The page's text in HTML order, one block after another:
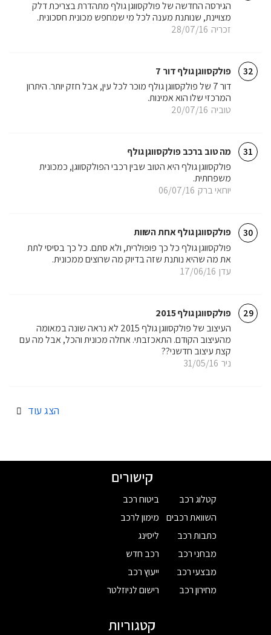
זכריה 28/07/16
הגירסה החדשה של פולקסווגן גולף מתהדרת בצריכת דלק
מצויינת, שנותנת מענה לכל מי שמחפש מכונית חסכונית.
32 פולקסווגן גולף דור 7
טוביה 20/07/16
דור 7 של פולקסווגן גולף מוכר לכל עין, אבל חזק יותר. היתרון
המרכזי שלו הוא אמינות.
31 מה טוב ברכב פולקסווגן גולף
יוחאי ברק 06/07/16
פולקסווגן גולף היא הטוב שבין רכבי הפולקסווגן, כמכונית
משפחתית.
30 פולקסווגן גולף אחת השוות
עדן 17/06/16
פולקסווגן גולף כל כך פופולרית, ולא סתם. כל כך בסיסי לתת
את מה שהיא נותנת שזה בדיוק מה שרוצים ממכונית.
29 פולקסווגן גולף 2015
ניר 31/05/16
העיצוב של פולקסווגן גולף 2015 לא נראה שונה במאומה
מהעיצוב הקודם. התאכזבתי. אחלה מכונית והכל, אבל מה עם
קצת עיצוב חדשני??
הצג עוד
קישורים
קטלוג רכב
השוואת רכבים
כתבות רכב
מבחני רכב
מבצעי רכב
מחירון רכב
ביטוח רכב
מימון לרכב
ליסינג
רכב חדש
ייעוץ רכב
רישום לניוזלטר
קטגוריות